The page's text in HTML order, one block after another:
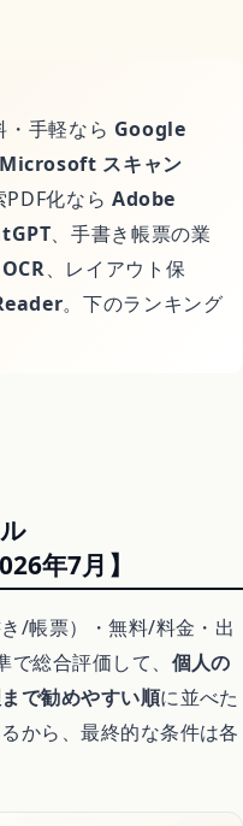
不用品回収
ハウスクリーニング
買取
処分・回収
車・バイク・自転車
・手軽なら Google
Microsoft スキャン
PDF化なら Adobe
、手書き帳票の業
、レイアウト保
。下のランキング
年7月】
/帳票）・無料/料金・出
総合評価して、 個人の
で勧めやすい順に並べた
から、最終的な条件は各